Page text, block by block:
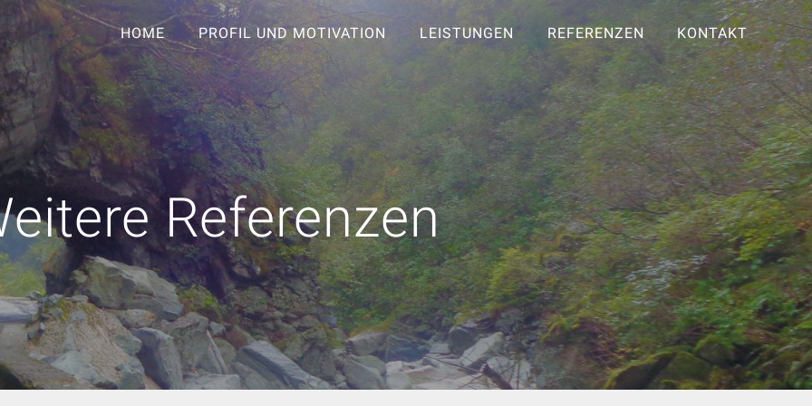
HOME PROFIL UND MOTIVATION LEISTUNGEN REFERENZEN KONTAKT
Referenzen